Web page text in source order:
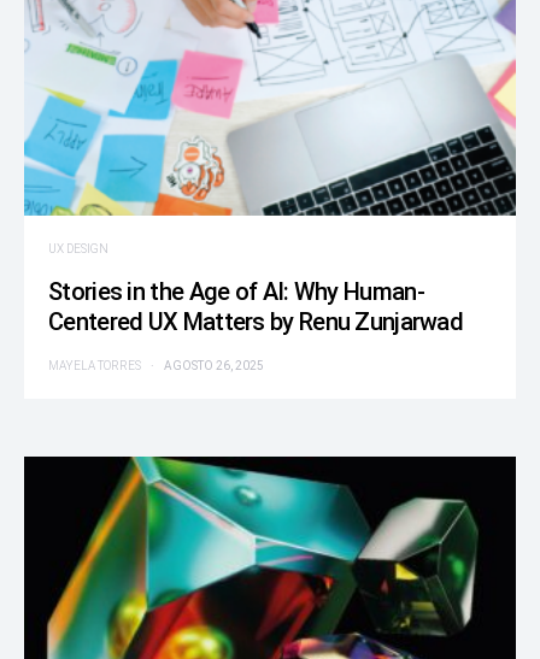
UX DESIGN
Stories in the Age of AI: Why Human-
Centered UX Matters by Renu Zunjarwad
MAYELA TORRES AGOSTO 26, 2025